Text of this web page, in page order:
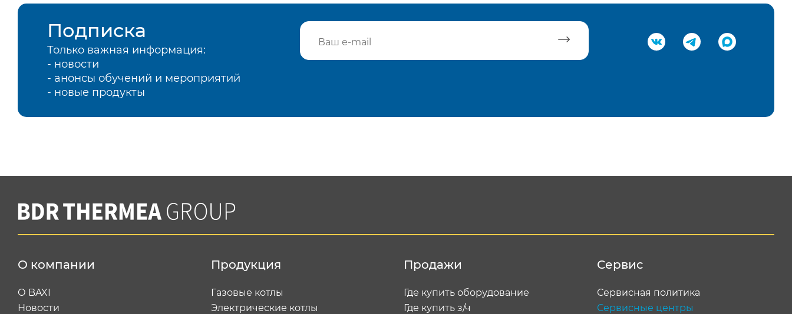
Подписка
Только важная информация:
- новости
- анонсы обучений и мероприятий
- новые продукты
О компании
О BAXI
Новости
Продукция
Газовые котлы
Электрические котлы
Продажи
Где купить оборудование
Где купить з/ч
Сервис
Сервисная политика
Сервисные центры